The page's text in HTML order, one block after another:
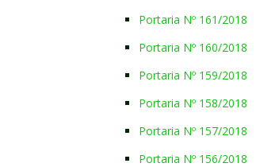
Portaria Nº 161/2018
Portaria Nº 160/2018
Portaria Nº 159/2018
Portaria Nº 158/2018
Portaria Nº 157/2018
Portaria Nº 156/2018